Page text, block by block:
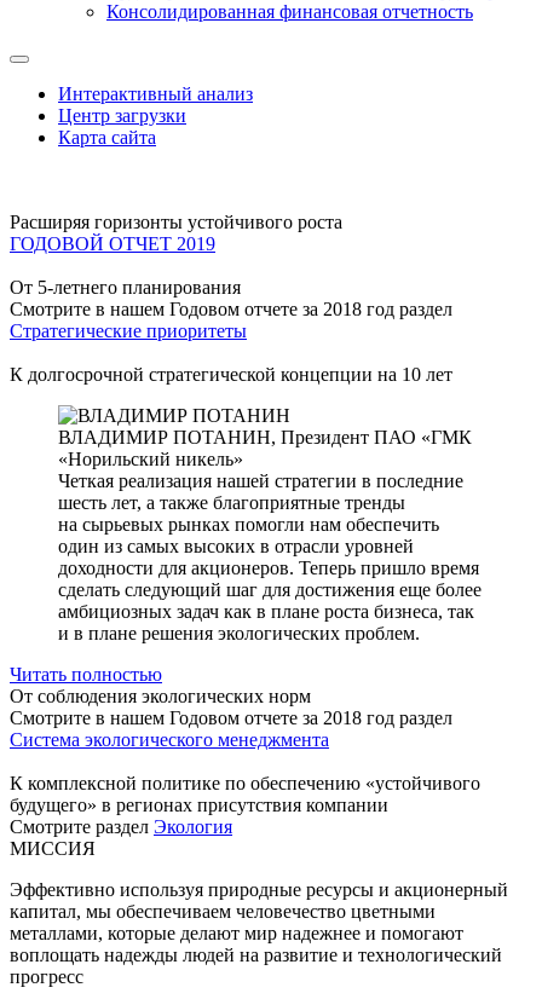
Консолидированная финансовая отчетность
Интерактивный анализ
Центр загрузки
Карта сайта
Расширяя горизонты устойчивого роста
ГОДОВОЙ ОТЧЕТ 2019
От 5-летнего планирования
Смотрите в нашем Годовом отчете за 2018 год раздел
Стратегические приоритеты
К долгосрочной стратегической концепции на 10 лет
ВЛАДИМИР ПОТАНИН, Президент ПАО «ГМК
«Норильский никель»
Четкая реализация нашей стратегии в последние
шесть лет, а также благоприятные тренды
на сырьевых рынках помогли нам обеспечить
один из самых высоких в отрасли уровней
доходности для акционеров. Теперь пришло время
сделать следующий шаг для достижения еще более
амбициозных задач как в плане роста бизнеса, так
и в плане решения экологических проблем.
Читать полностью
От соблюдения экологических норм
Смотрите в нашем Годовом отчете за 2018 год раздел
Система экологического менеджмента
К комплексной политике по обеспечению «устойчивого
будущего» в регионах присутствия компании
Смотрите раздел Экология
МИССИЯ
Эффективно используя природные ресурсы и акционерный
капитал, мы обеспечиваем человечество цветными
металлами, которые делают мир надежнее и помогают
воплощать надежды людей на развитие и технологический
прогресс